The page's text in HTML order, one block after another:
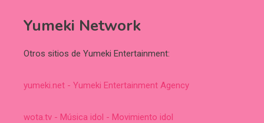
Yumeki Network
Otros sitios de Yumeki Entertainment:
yumeki.net - Yumeki Entertainment Agency
wota.tv - Música idol - Movimiento idol